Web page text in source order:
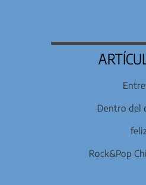
Dentro del
Rock&Pop